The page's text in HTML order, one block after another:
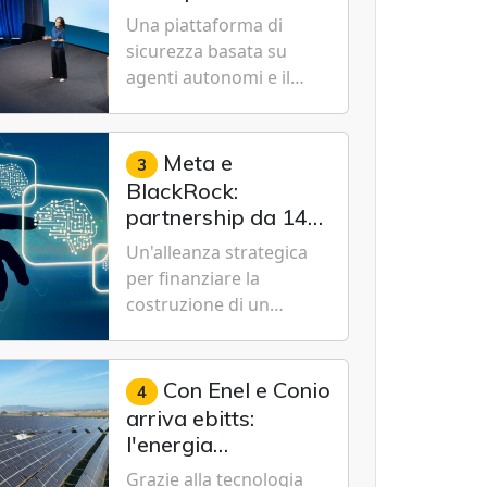
Cybersecurity.
nuovo modello IA
specializzato per la
cybersecurity
Una piattaforma di
sicurezza basata su
agenti autonomi e il
Cyber-1-Flash per
consentire alle
organizzazioni di
passare da una difesa
reattiva a una strategia
di gestione continua del
rischio.
3 Meta e
BlackRock:
partnership da 14
miliardi di dollari
per un data center
da record in Texas
Un'alleanza strategica
per finanziare la
costruzione di un
1 gigawatt a El Paso,
volto a sostenere le
future ambizioni di
superintelligenza e
intelligenza artificiale
4 Con Enel e Conio
arriva ebitts:
l'energia
rinnovabile entra in
Grazie alla tecnologia